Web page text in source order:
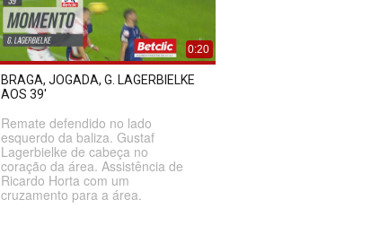
0:20
BRAGA, JOGADA, G. LAGERBIELKE
AOS 39'
Remate defendido no lado
esquerdo da baliza. Gustaf
Lagerbielke de cabeça no
coração da área. Assistência de
Ricardo Horta com um
cruzamento para a área.